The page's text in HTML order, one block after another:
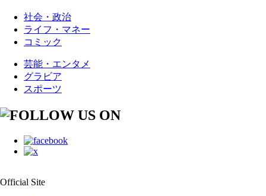
社会・政治
ライフ・マネー
コミック
芸能・エンタメ
グラビア
スポーツ
Official Site